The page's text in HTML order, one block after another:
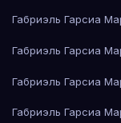
Габриэль Гарсиа
Габриэль Гарсиа
Габриэль Гарсиа
Габриэль Гарсиа